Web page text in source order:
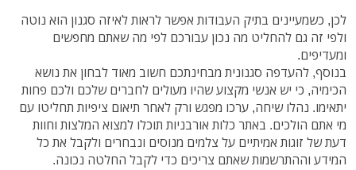
לכן, כשמעיינים בתיק העבודות אפשר לראות לאיזה סגנון הוא נוטה
ולפי זה גם להחליט מה נכון עבורכם לפי מה שאתם מחפשים
ומעדיפים.
בנוסף, להעדפה סגנונית מבחינתכם חשוב מאוד לבחון את נושא
הכימיה, כי יש אנשי מקצוע שהיו מעולים לחברים שלכם ולכם פחות
יתאימו. נהלו שיחה, ערכו מפגש ורק לאחר תיאום ציפיות תחליטו עם
מי אתם הולכים. באתר כלות אורבניות תוכלו למצוא המלצות וחוות
דעת של זוגות אמיתיים על צלמים מנוסים ונבחרים ולקבל את כל
המידע וההתרשמות שאתם צריכים כדי לקבל החלטה נכונה.